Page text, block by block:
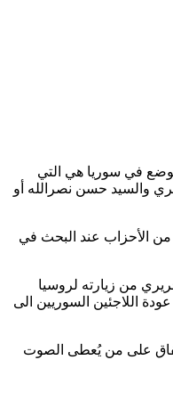
في سوريا هي التي
والسيد حسن نصرالله أو
الأحزاب عند البحث في
من زيارته لروسيا
اللاجئين السوريين الى
على من يُعطى الصوت